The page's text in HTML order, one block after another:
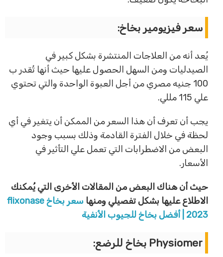
سعر فيزيومير بخاخ:
يُعد أنه من العلاجات المنتشرة بشكل كبير في
الصيدليات ومن السهل الحصول عليها حيث أنها تُقدر ب
100 جنيه مصري من أجل العبوة الواحدة والتي تحتوي
علي 115 مللي.
يجب أن تعرف أن هذا السعر من الممكن أن يتغير في أي
لحظة في خلال الفترة القادمة وذلك بسبب وجود
البعض من الاضطرابات التي تعمل علي التأثير في
الأسعار.
حيث أن هناك البعض من المقالات الأخرى التي يُمكنك
الاطلاع عليها بشكل تفصيلي ومنها
سعر بخاخ flixonase
2023 | أفضل بخاخ للجيوب الأنفية
Physiomer بخاخ للرضع: